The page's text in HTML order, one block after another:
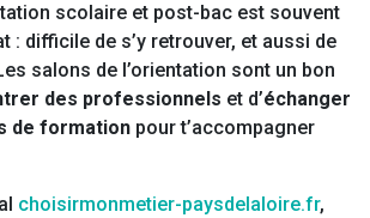
scolaire et post-bac est souvent
: difficile de s’y retrouver, et aussi de
salons de l’orientation sont un bon
des professionnels et d’échanger
de formation pour t’accompagner
choisirmonmetier-paysdelaloire.fr,